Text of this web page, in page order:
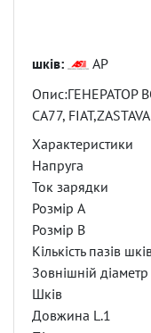
шків:
AP
Опис:ГЕНЕРАТОР
CA77, FIAT,ZASTAVA
Характеристики
Напруга
Ток зарядки
Розмір A
Розмір B
Кількість пазів
Зовнішній
Шків
Довжина L.1